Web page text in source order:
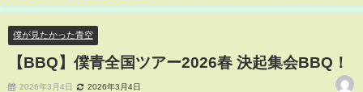
BBQ！
僕が見たかった青空
【BBQ】僕青全国ツアー2026春 決起集会BBQ！
2026年3月4日 2026年3月4日